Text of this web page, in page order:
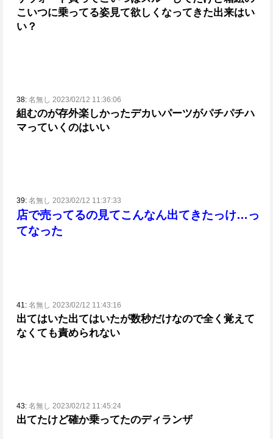
こいつに乗ってる姿見て欲しくなってきた出来はい
い？
38: 名無し 2023/02/12 11:36:06
組むのが存外楽しかったデカいパーツがパチパチハ
マっていくのはいい
39: 名無し 2023/02/12 11:37:33
店で売ってるの見てこんなん出てきたっけ…っ
てなった
41: 名無し 2023/02/12 11:43:16
出てはいた出てはいたが数秒だけなので全く覚えて
なくても責められない
43: 名無し 2023/02/12 11:45:24
出てたけど確か乗ってたのディランザ